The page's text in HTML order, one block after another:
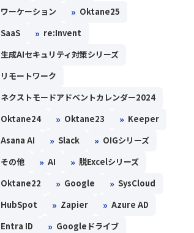
ワーケーション » Oktane25
SaaS » re:Invent
生成AIセキュリティ対策シリーズ
リモートワーク
ネクストモードアドベントカレンダー2024
Oktane24 » Oktane23 » Keeper
Asana AI » Slack » OIGシリーズ
その他 » AI » 脱Excelシリーズ
Oktane22 » Google » SysCloud
HubSpot » Zapier » Azure AD
Entra ID » Googleドライブ